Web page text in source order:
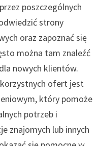
poszczególnych
strony
oraz zapoznać się
można tam znaleźć
nowych klientów.
ofert jest
który pomoże
potrzeb i
znajomych lub innych